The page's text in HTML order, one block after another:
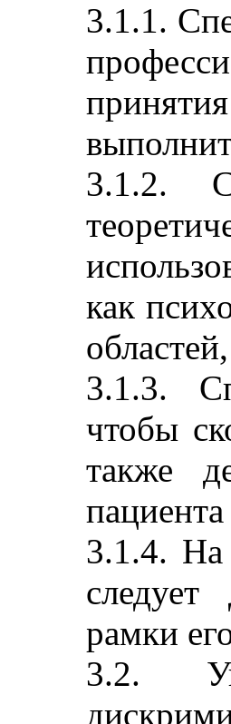
3.1.1.
3.1.2.
как
3.1.3.
чтобы
также
3.1.4. На
рамки
3.2.